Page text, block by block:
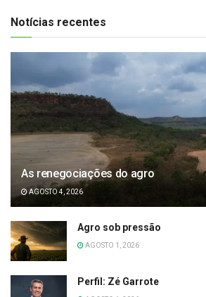
Notícias recentes
As renegociações do agro
AGOSTO 4, 2026
Agro sob pressão
AGOSTO 1, 2026
Perfil: Zé Garrote